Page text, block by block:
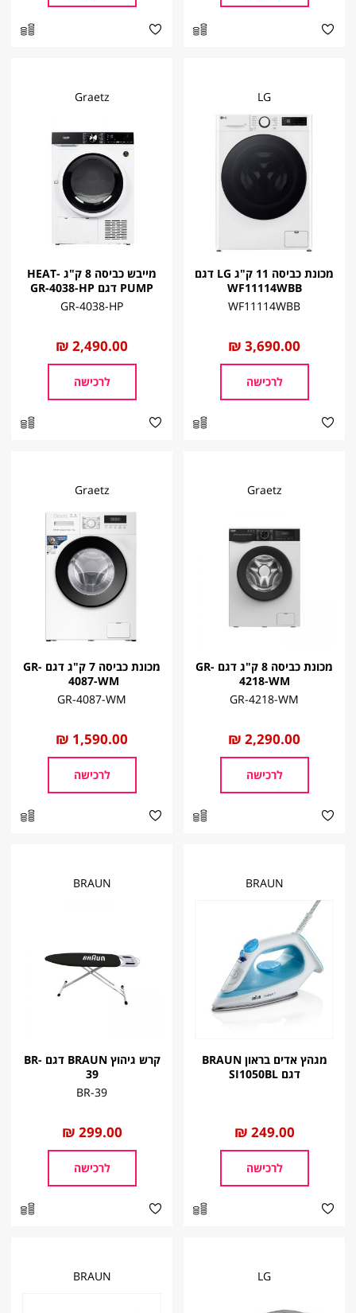
LG
מכונת כביסה 11 ק"ג LG דגם
WF11114WBB
WF11114WBB
החל
מ
3,690.00 ₪
לרכישה
Graetz
מייבש כביסה 8 ק"ג HEAT-
PUMP דגם GR-4038-HP
GR-4038-HP
החל
מ
2,490.00 ₪
לרכישה
Graetz
מכונת כביסה 8 ק"ג דגם GR-
4218-WM​
GR-4218-WM​
החל
מ
2,290.00 ₪
לרכישה
Graetz
מכונת כביסה 7 ק"ג דגם GR-
4087-WM ​
GR-4087-WM
החל
מ
1,590.00 ₪
לרכישה
BRAUN
מגהץ אדים בראון BRAUN
דגם SI1050BL
החל
מ
249.00 ₪
לרכישה
BRAUN
קרש גיהוץ BRAUN דגם BR-
39
BR-39
החל
מ
299.00 ₪
לרכישה
LG
BRAUN